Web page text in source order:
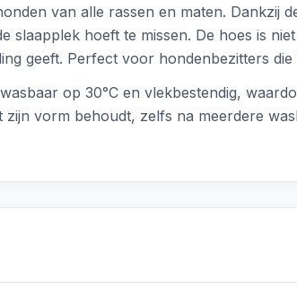
van alle rassen en maten. Dankzij
hoeft te missen. De hoes is
geeft. Perfect voor hondenbezitters
op 30°C en vlekbestendig,
vorm behoudt, zelfs na meerdere